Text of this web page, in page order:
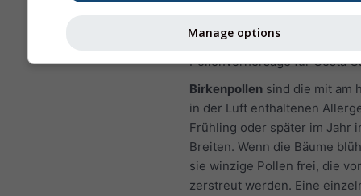
viertes Diagramm, welches
Pollenvorhersage für Costa
Birkenpollen sind die mit am
in der Luft enthaltenen
Frühling oder später im Jahr
Breiten. Wenn die Bäume
sie winzige Pollen frei, die
zerstreut werden. Eine
Manage options